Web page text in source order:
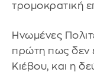
τρομοκρατική
Ηνωμένες
πρώτη πως δεν
Κιέβου, και η